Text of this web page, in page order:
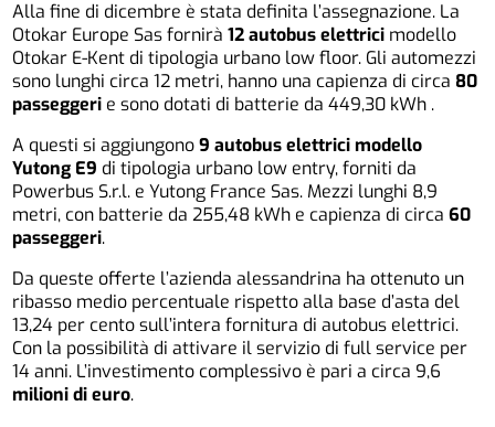
Alla fine di dicembre è stata definita l’assegnazione. La
Otokar Europe Sas fornirà12 autobus elettrici modello
Otokar E-Kent di tipologia urbano low floor. Gli automezzi
sono lunghi circa 12 metri, hanno una capienza di circa 80
passeggeri e sono dotati di batterie da 449,30 kWh .
A questi si aggiungono9 autobus elettrici modello
Yutong E9 di tipologia urbano low entry, forniti da
Powerbus S.r.l. e Yutong France Sas. Mezzi lunghi 8,9
metri, con batterie da 255,48 kWh e capienza di circa 60
passeggeri.
Da queste offerte l’azienda alessandrina ha ottenuto un
ribasso medio percentuale rispetto alla base d’asta del
13,24 per cento sull’intera fornitura di autobus elettrici.
Con la possibilità di attivare il servizio di full service per
14 anni. L’investimento complessivo è pari a circa 9,6
milioni di euro.